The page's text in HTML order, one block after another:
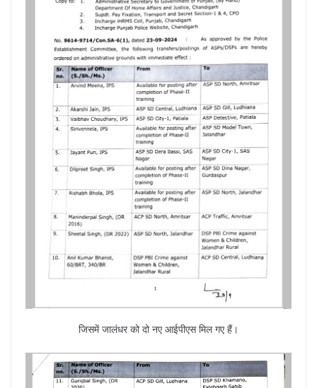
जिसमें जालंधर को दो नए आईपीएस मिल गए हैं।